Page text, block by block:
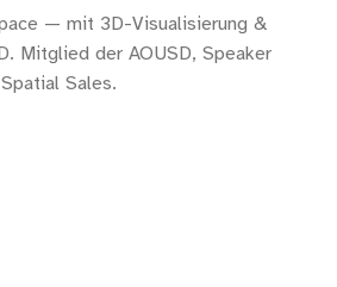
— mit 3D-Visualisierung &
Mitglied der AOUSD, Speaker
Sales.